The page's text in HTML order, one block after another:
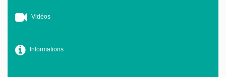
Vidéos
Informations